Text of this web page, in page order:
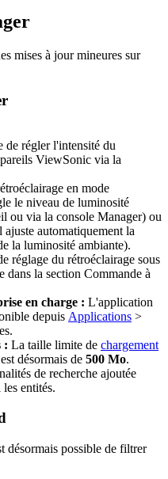
mises à jour mineures sur
de régler l'intensité du
ViewSonic via la
en mode
le niveau de luminosité
ou via la console Manager) ou
ajuste automatiquement la
la luminosité ambiante).
réglage du rétroéclairage sous
dans la section Commande à
en charge : L'application
depuis Applications >
: La taille limite de chargement
est désormais de 500 Mo.
de recherche ajoutée
entités.
désormais possible de filtrer